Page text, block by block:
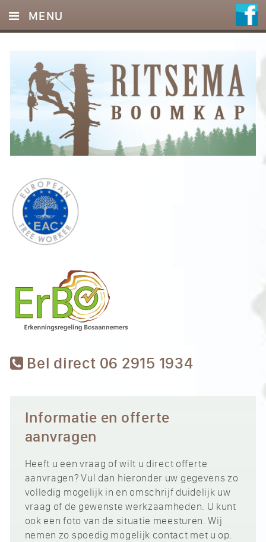
Bel direct 06 2915 1934
MENU
DIENSTEN
FOTO’S
REFERENTIES
OFFERTE
CONTACT
Informatie en offerte
aanvragen
Heeft u een vraag of wilt u direct offerte
aanvragen? Vul dan hieronder uw gegevens zo
volledig mogelijk in en omschrijf duidelijk uw
vraag of de gewenste werkzaamheden. U kunt
ook een foto van de situatie meesturen. Wij
nemen zo spoedig mogelijk contact met u op.